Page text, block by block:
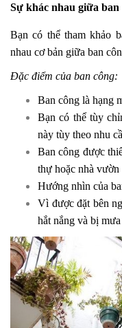
Sự khác nhau giữa ban
Bạn có thể tham khảo
nhau cơ bản giữa ban
Đặc điểm của ban công:
Ban công là hạng
Bạn có thể tùy
này tùy theo nhu
Ban công được
thự hoặc nhà vườn
Hướng nhìn của
Vì được đặt bên
hắt nắng và bị